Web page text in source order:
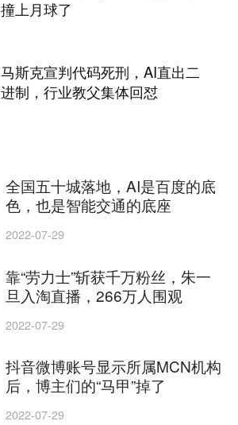
撞上月球了
马斯克宣判代码死刑，AI直出二
进制，行业教父集体回怼
全国五十城落地，AI是百度的底
色，也是智能交通的底座
2022-07-29
靠“劳力士”斩获千万粉丝，朱一
旦入淘直播，266万人围观
2022-07-29
抖音微博账号显示所属MCN机构
后，博主们的“马甲”掉了
2022-07-29